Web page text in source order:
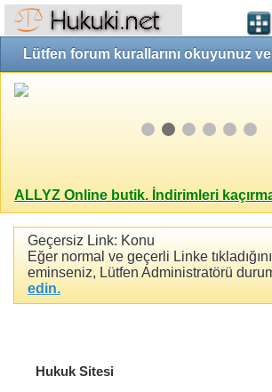
ALLYZ Online butik. İndirimleri
Geçersiz Link: Konu
Eğer normal ve geçerli Linke
eminseniz, Lütfen Administratörü
edin.
Hukuk Sitesi